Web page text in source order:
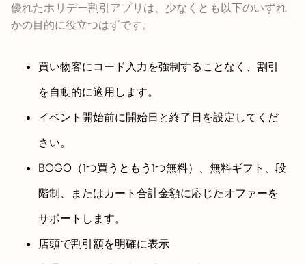
優れたホリデー割引アプリは、少なくとも以下のいずれ
かの目的に役立つはずです。
買い物客にコード入力を強制することなく、割引
を自動的に適用します。
イベント開始前に開始日と終了日を設定してくだ
さい。
BOGO（1つ買うともう1つ無料）、無料ギフト、段
階制、またはカート合計金額に応じたオファーを
サポートします。
店頭で割引額を明確に表示